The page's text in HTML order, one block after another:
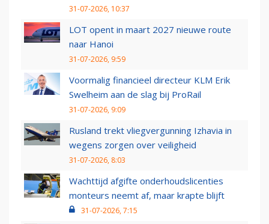
31-07-2026, 10:37
LOT opent in maart 2027 nieuwe route
naar Hanoi
31-07-2026, 9:59
Voormalig financieel directeur KLM Erik
Swelheim aan de slag bij ProRail
31-07-2026, 9:09
Rusland trekt vliegvergunning Izhavia in
wegens zorgen over veiligheid
31-07-2026, 8:03
Wachttijd afgifte onderhoudslicenties
monteurs neemt af, maar krapte blijft
31-07-2026, 7:15